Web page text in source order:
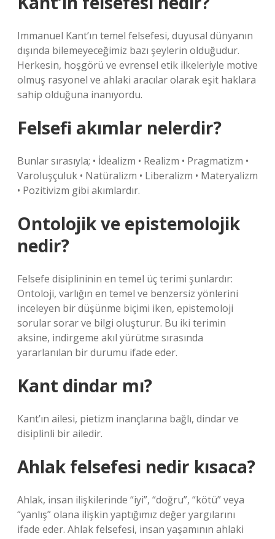
Immanuel Kant’ın temel felsefesi, duyusal dünyanın
dışında bilemeyeceğimiz bazı şeylerin olduğudur.
Herkesin, hoşgörü ve evrensel etik ilkeleriyle motive
olmuş rasyonel ve ahlaki aracılar olarak eşit haklara
sahip olduğuna inanıyordu.
Felsefi akımlar nelerdir?
Bunlar sırasıyla; • İdealizm • Realizm • Pragmatizm •
Varoluşçuluk • Natüralizm • Liberalizm • Materyalizm
• Pozitivizm gibi akımlardır.
Ontolojik ve epistemolojik
nedir?
Felsefe disiplininin en temel üç terimi şunlardır:
Ontoloji, varlığın en temel ve benzersiz yönlerini
inceleyen bir düşünme biçimi iken, epistemoloji
sorular sorar ve bilgi oluşturur. Bu iki terimin
aksine, indirgeme akıl yürütme sırasında
yararlanılan bir durumu ifade eder.
Kant dindar mı?
Kant’ın ailesi, pietizm inançlarına bağlı, dindar ve
disiplinli bir ailedir.
Ahlak felsefesi nedir kısaca?
Ahlak, insan ilişkilerinde “iyi”, “doğru”, “kötü” veya
“yanlış” olana ilişkin yaptığımız değer yargılarını
ifade eder. Ahlak felsefesi, insan yaşamının ahlaki